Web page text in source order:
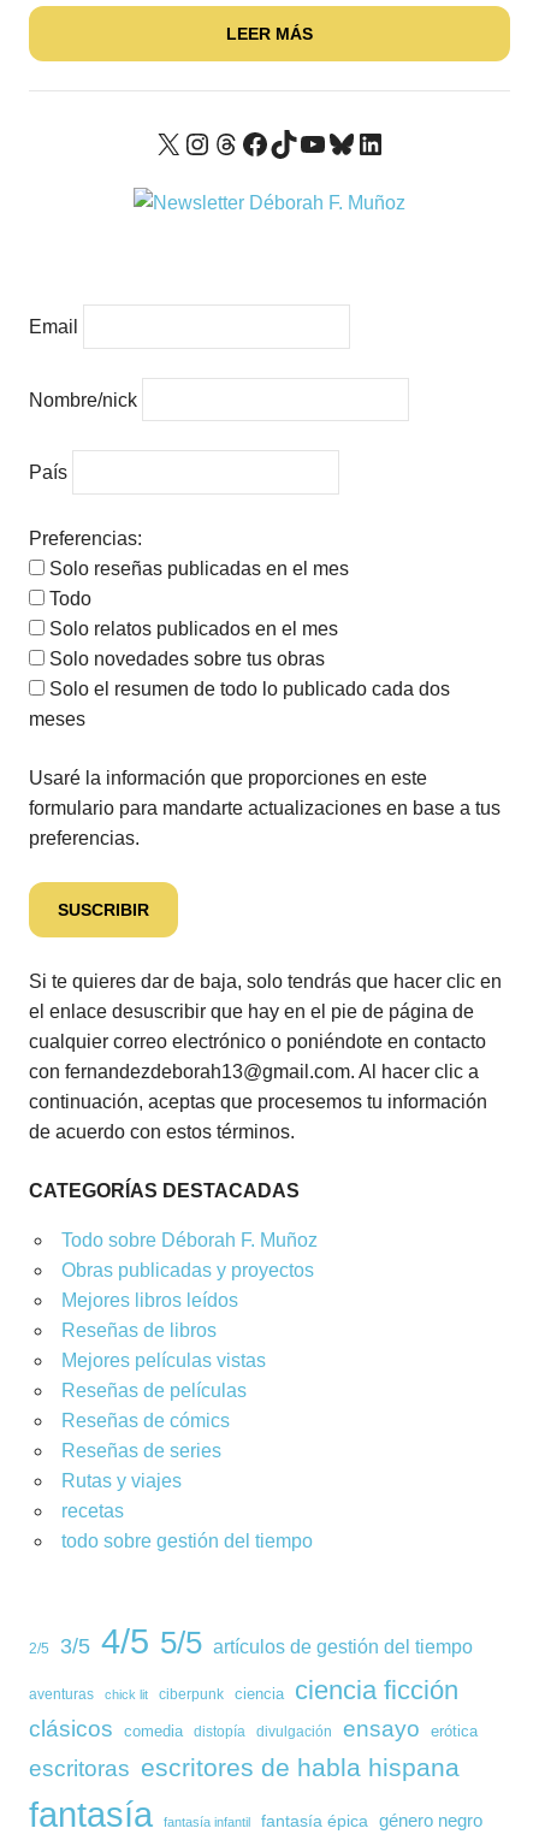
LEER MÁS
X Instagram
Threads
Facebook
TikTok
YouTube
Bluesky
LinkedIn
Email
Nombre/nick
País
Preferencias:
Solo reseñas publicadas en el mes
Todo
Solo relatos publicados en el mes
Solo novedades sobre tus obras
Solo el resumen de todo lo publicado cada dos
meses
Usaré la información que proporciones en este
formulario para mandarte actualizaciones en base a tus
preferencias.
Si te quieres dar de baja, solo tendrás que hacer clic en
el enlace desuscribir que hay en el pie de página de
cualquier correo electrónico o poniéndote en contacto
con fernandezdeborah13@gmail.com. Al hacer clic a
continuación, aceptas que procesemos tu información
de acuerdo con estos términos.
CATEGORÍAS DESTACADAS
Todo sobre Déborah F. Muñoz
Obras publicadas y proyectos
Mejores libros leídos
Reseñas de libros
Mejores películas vistas
Reseñas de películas
Reseñas de cómics
Reseñas de series
Rutas y viajes
recetas
todo sobre gestión del tiempo
2/5 3/5 4/5 5/5 artículos de gestión del tiempo
aventuras chick lit ciberpunk ciencia ciencia ficción
clásicos comedia distopía divulgación ensayo erótica
escritoras escritores de habla hispana
fantasía fantasía infantil fantasía épica género negro